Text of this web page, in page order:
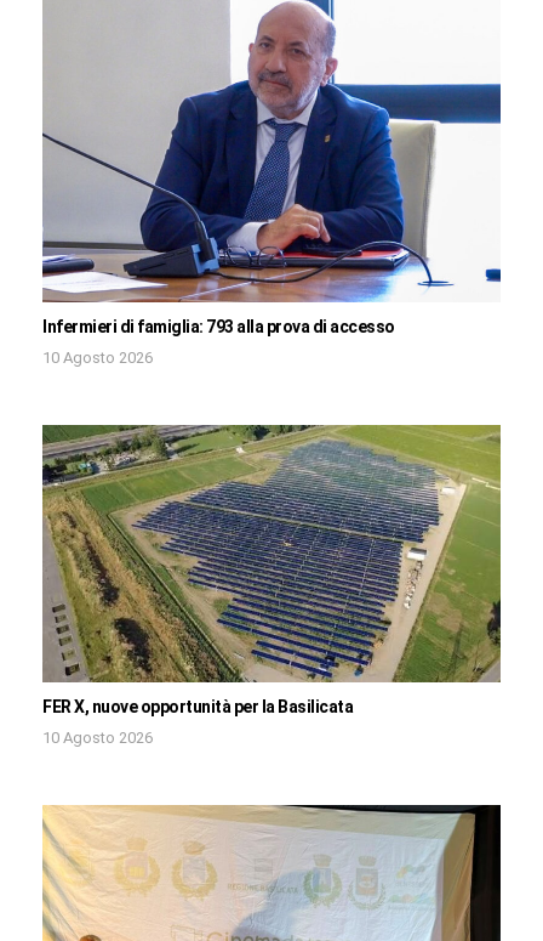
Infermieri di famiglia: 793 alla prova di accesso
10 Agosto 2026
FER X, nuove opportunità per la Basilicata
10 Agosto 2026